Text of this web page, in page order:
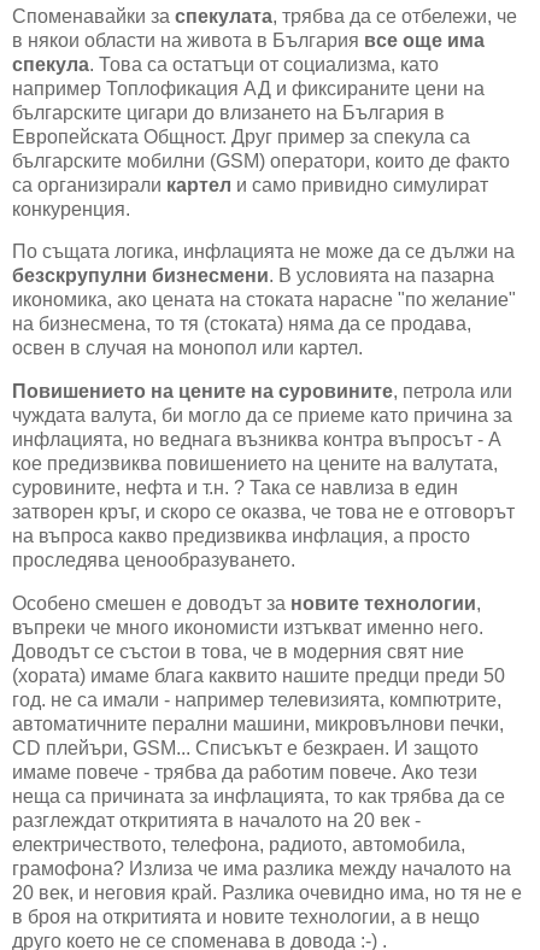
Споменавайки за спекулата, трябва да се отбележи, че
в някои области на живота в България все още има
спекула. Това са остатъци от социализма, като
например Топлофикация АД и фиксираните цени на
българските цигари до влизането на България в
Европейската Общност. Друг пример за спекула са
българските мобилни (GSM) оператори, които де факто
са организирали картел и само привидно симулират
конкуренция.
По същата логика, инфлацията не може да се дължи на
безскрупулни бизнесмени. В условията на пазарна
икономика, ако цената на стоката нарасне "по желание"
на бизнесмена, то тя (стоката) няма да се продава,
освен в случая на монопол или картел.
Повишението на цените на суровините, петрола или
чуждата валута, би могло да се приеме като причина за
инфлацията, но веднага възниква контра въпросът - А
кое предизвиква повишението на цените на валутата,
суровините, нефта и т.н. ? Така се навлиза в един
затворен кръг, и скоро се оказва, че това не е отговорът
на въпроса какво предизвиква инфлация, а просто
проследява ценообразуването.
Особено смешен е доводът за новите технологии,
въпреки че много икономисти изтъкват именно него.
Доводът се състои в това, че в модерния свят ние
(хората) имаме блага каквито нашите предци преди 50
год. не са имали - например телевизията, компютрите,
автоматичните перални машини, микровълнови печки,
CD плейъри, GSM... Списъкът е безкраен. И защото
имаме повече - трябва да работим повече. Ако тези
неща са причината за инфлацията, то как трябва да се
разглеждат откритията в началото на 20 век -
електричеството, телефона, радиото, автомобила,
грамофона? Излиза че има разлика между началото на
20 век, и неговия край. Разлика очевидно има, но тя не е
в броя на откритията и новите технологии, а в нещо
друго което не се споменава в довода :-) .